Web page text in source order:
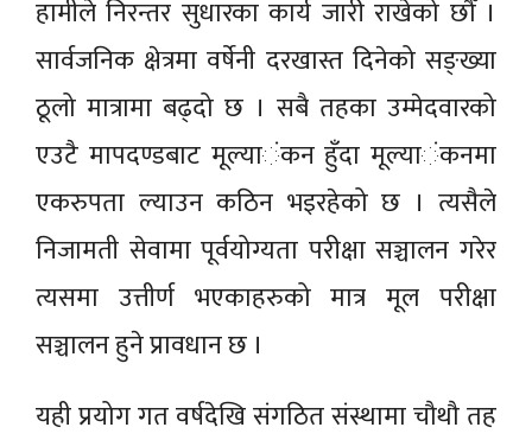
हामीले निरन्तर सुधारका कार्य जारी राखेको छौँ ।
सार्वजनिक क्षेत्रमा वर्षेनी दरखास्त दिनेको सङ्ख्या
ठूलो मात्रामा बढ्दो छ । सबै तहका उम्मेदवारको
एउटै मापदण्डबाट मूल्या‌‌ंकन हुँदा मूल्या‌‌ंकनमा
एकरुपता ल्याउन कठिन भइरहेको छ । त्यसैले
निजामती सेवामा पूर्वयोग्यता परीक्षा सञ्चालन गरेर
त्यसमा उत्तीर्ण भएकाहरुको मात्र मूल परीक्षा
सञ्चालन हुने प्रावधान छ ।
यही प्रयोग गत वर्षदेखि संगठित संस्थामा चौथौ तह